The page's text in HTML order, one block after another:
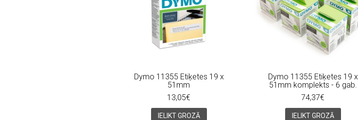
Dymo 11355 Etiķetes 19 x
51mm
13,05€
IELIKT GROZĀ
Dymo 11355 Etiķetes 19 x
51mm komplekts - 6 gab.
74,37€
IELIKT GROZĀ